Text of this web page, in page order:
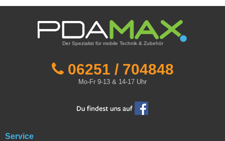
Der Spezialist für mobile Technik & Zubehör
06251 / 704848
Mo-Fr 9-13 & 14-17 Uhr
Service